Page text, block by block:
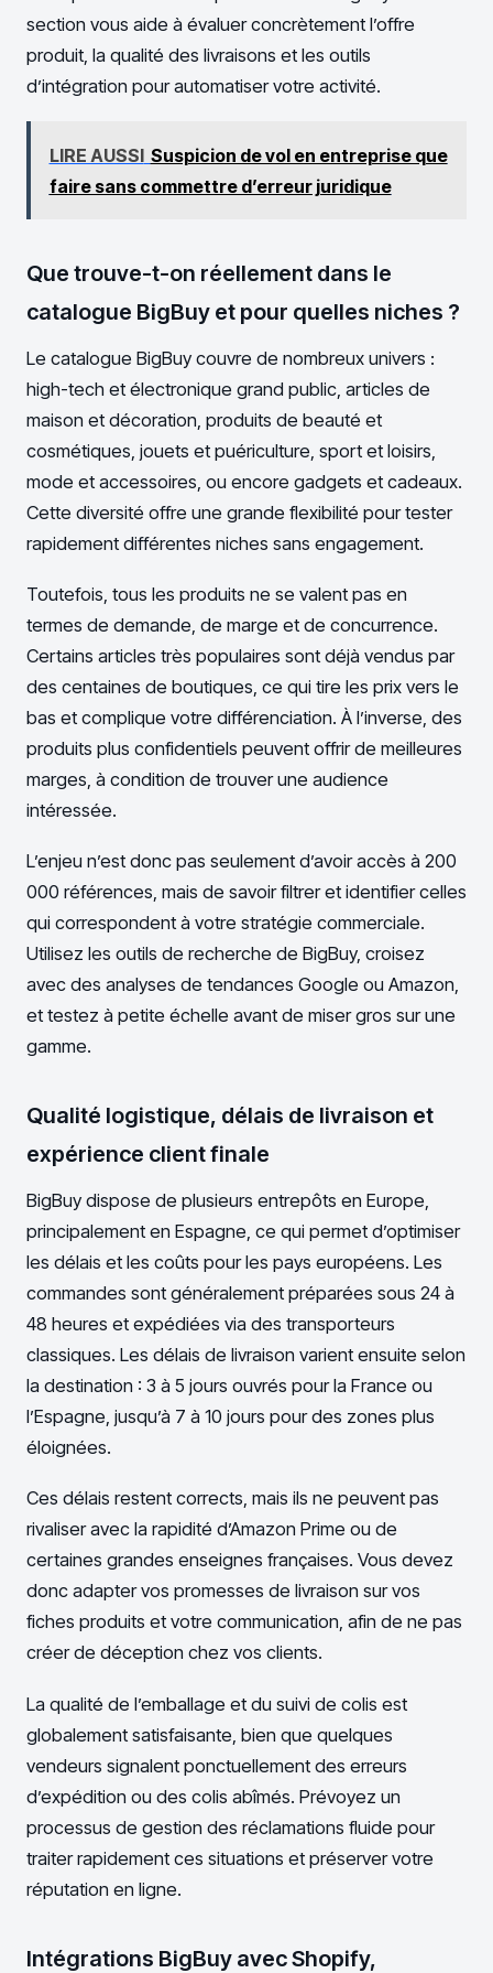
section vous aide à évaluer concrètement l’offre
produit, la qualité des livraisons et les outils
d’intégration pour automatiser votre activité.
LIRE AUSSI Suspicion de vol en entreprise que
faire sans commettre d’erreur juridique
Que trouve-t-on réellement dans le
catalogue BigBuy et pour quelles niches ?
Le catalogue BigBuy couvre de nombreux univers :
high-tech et électronique grand public, articles de
maison et décoration, produits de beauté et
cosmétiques, jouets et puériculture, sport et loisirs,
mode et accessoires, ou encore gadgets et cadeaux.
Cette diversité offre une grande flexibilité pour tester
rapidement différentes niches sans engagement.
Toutefois, tous les produits ne se valent pas en
termes de demande, de marge et de concurrence.
Certains articles très populaires sont déjà vendus par
des centaines de boutiques, ce qui tire les prix vers le
bas et complique votre différenciation. À l’inverse, des
produits plus confidentiels peuvent offrir de meilleures
marges, à condition de trouver une audience
intéressée.
L’enjeu n’est donc pas seulement d’avoir accès à 200
000 références, mais de savoir filtrer et identifier celles
qui correspondent à votre stratégie commerciale.
Utilisez les outils de recherche de BigBuy, croisez
avec des analyses de tendances Google ou Amazon,
et testez à petite échelle avant de miser gros sur une
gamme.
Qualité logistique, délais de livraison et
expérience client finale
BigBuy dispose de plusieurs entrepôts en Europe,
principalement en Espagne, ce qui permet d’optimiser
les délais et les coûts pour les pays européens. Les
commandes sont généralement préparées sous 24 à
48 heures et expédiées via des transporteurs
classiques. Les délais de livraison varient ensuite selon
la destination : 3 à 5 jours ouvrés pour la France ou
l’Espagne, jusqu’à 7 à 10 jours pour des zones plus
éloignées.
Ces délais restent corrects, mais ils ne peuvent pas
rivaliser avec la rapidité d’Amazon Prime ou de
certaines grandes enseignes françaises. Vous devez
donc adapter vos promesses de livraison sur vos
fiches produits et votre communication, afin de ne pas
créer de déception chez vos clients.
La qualité de l’emballage et du suivi de colis est
globalement satisfaisante, bien que quelques
vendeurs signalent ponctuellement des erreurs
d’expédition ou des colis abîmés. Prévoyez un
processus de gestion des réclamations fluide pour
traiter rapidement ces situations et préserver votre
réputation en ligne.
Intégrations BigBuy avec Shopify,